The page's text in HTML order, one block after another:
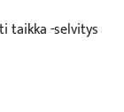
taikka -selvitys